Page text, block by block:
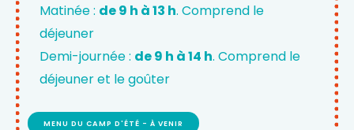
Matinée : de 9 h à 13 h. Comprend le
déjeuner
Demi-journée : de 9 h à 14 h. Comprend le
déjeuner et le goûter
MENU DU CAMP D'ÉTÉ - À VENIR